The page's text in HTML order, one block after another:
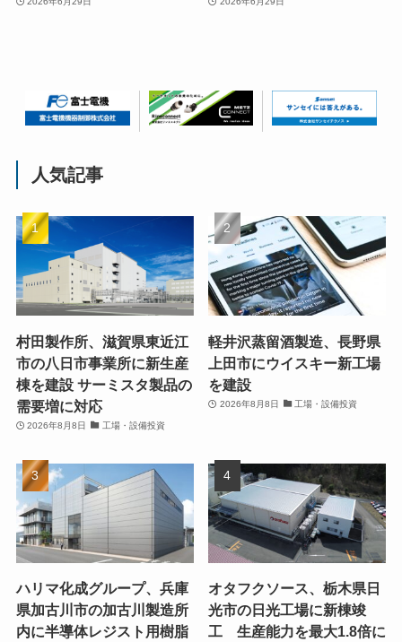
人気記事
村田製作所、滋賀県東近江
市の八日市事業所に新生産
棟を建設 サーミスタ製品の
需要増に対応
2026年8月8日 工場・設備投資
軽井沢蒸留酒製造、長野県
上田市にウイスキー新工場
を建設
2026年8月8日 工場・設備投資
ハリマ化成グループ、兵庫
県加古川市の加古川製造所
内に半導体レジスト用樹脂
オタフクソース、栃木県日
光市の日光工場に新棟竣
工 生産能力を最大1.8倍に